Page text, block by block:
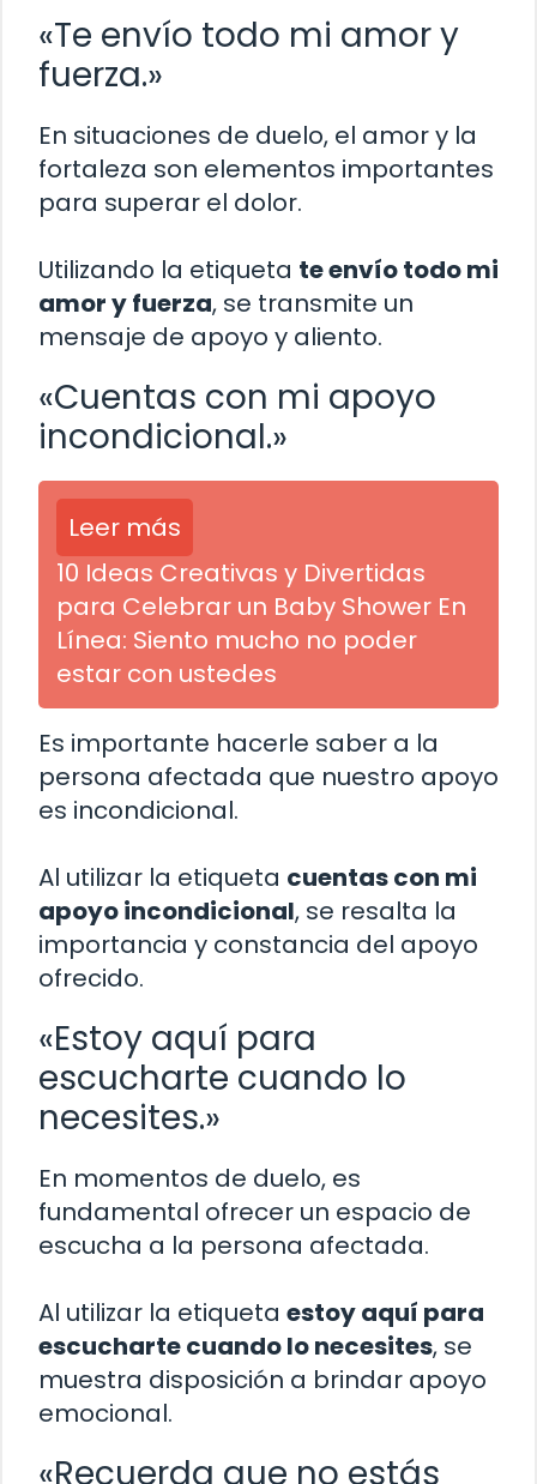
«Te envío todo mi amor y
fuerza.»
En situaciones de duelo, el amor y la
fortaleza son elementos importantes
para superar el dolor.
Utilizando la etiqueta te envío todo mi
amor y fuerza, se transmite un
mensaje de apoyo y aliento.
«Cuentas con mi apoyo
incondicional.»
Leer más
10 Ideas Creativas y Divertidas
para Celebrar un Baby Shower En
Línea: Siento mucho no poder
estar con ustedes
Es importante hacerle saber a la
persona afectada que nuestro apoyo
es incondicional.
Al utilizar la etiqueta cuentas con mi
apoyo incondicional, se resalta la
importancia y constancia del apoyo
ofrecido.
«Estoy aquí para
escucharte cuando lo
necesites.»
En momentos de duelo, es
fundamental ofrecer un espacio de
escucha a la persona afectada.
Al utilizar la etiqueta estoy aquí para
escucharte cuando lo necesites, se
muestra disposición a brindar apoyo
emocional.
«Recuerda que no estás